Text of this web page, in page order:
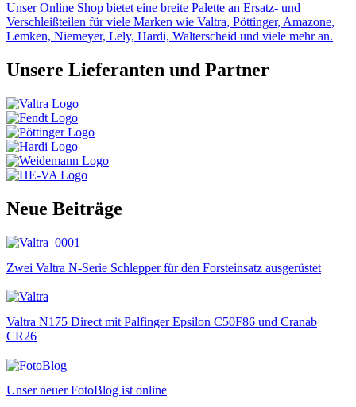
Unser Online Shop bietet eine breite Palette an Ersatz- und
Verschleißteilen für viele Marken wie Valtra, Pöttinger, Amazone,
Lemken, Niemeyer, Lely, Hardi, Walterscheid und viele mehr an.
Unsere Lieferanten und Partner
Neue Beiträge
Zwei Valtra N-Serie Schlepper für den Forsteinsatz ausgerüstet
Valtra N175 Direct mit Palfinger Epsilon C50F86 und Cranab
CR26
Unser neuer FotoBlog ist online